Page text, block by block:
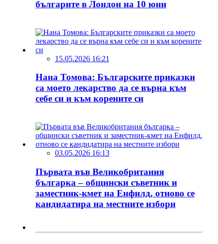
българите в Лондон на 10 юни
15.05.2026 16:21
Нана Томова: Българските приказки
са моето лекарство да се върна към
себе си и към корените си
03.05.2026 16:13
Първата във Великобритания
българка – общински съветник и
заместник-кмет на Енфилд, отново се
кандидатира на местните избори